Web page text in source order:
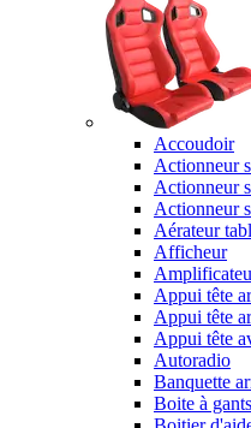
Accoudoir
Actionneur
Actionneur
Actionneur
Aérateur
Afficheur
Appui tête
Appui tête
Appui tête
Autoradio
Banquette
Boite à gants